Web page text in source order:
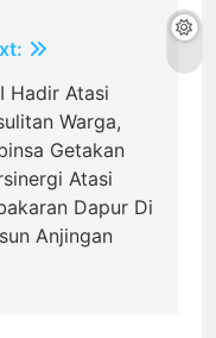
Hadir Atasi
Warga,
Getakan
Atasi
Dapur Di
Anjingan